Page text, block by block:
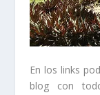
En los links
blog con